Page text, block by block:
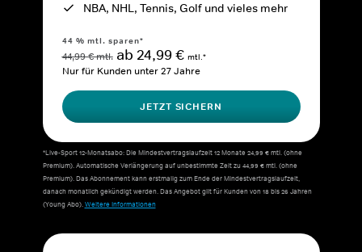
NBA, NHL, Tennis, Golf und vieles mehr
44 % mtl. sparen*
44,99 € mtl. ab 24,99 € mtl.*
Nur für Kunden unter 27 Jahre
JETZT SICHERN
*Live-Sport 12-Monatsabo: Die Mindestvertragslaufzeit 12 Monate 24,99 € mtl. (ohne
Premium). Automatische Verlängerung auf unbestimmte Zeit zu 44,99 € mtl. (ohne
Premium). Das Abonnement kann erstmalig zum Ende der Mindestvertragslaufzeit,
danach monatlich gekündigt werden. Das Angebot gilt für Kunden von 18 bis 26 Jahren
(Young Abo).Weitere Informationen